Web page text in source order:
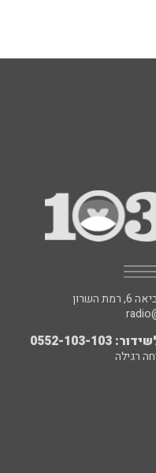
השרון
103-103
רגילה